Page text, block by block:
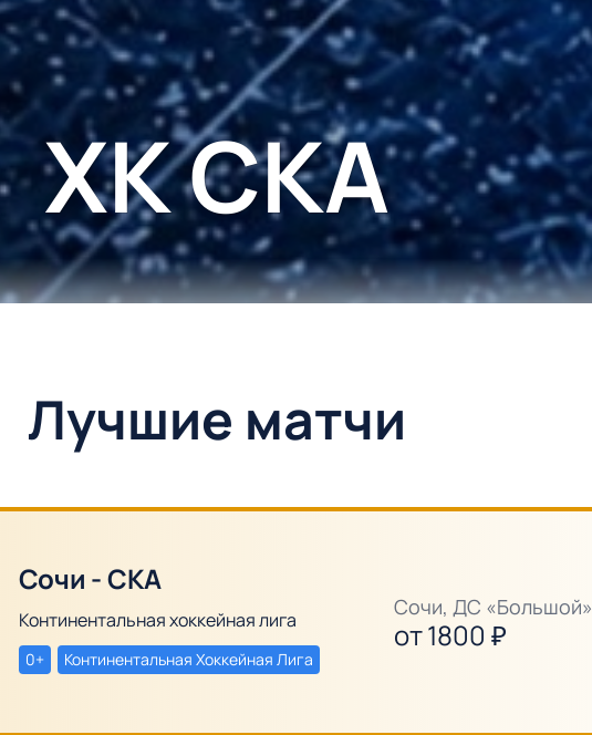
ХК СКА
Лучшие матчи
Сочи - СКА
Континентальная хоккейная лига
0+ Континентальная Хоккейная Лига
Сочи, ДС «Большой»
от1800 ₽